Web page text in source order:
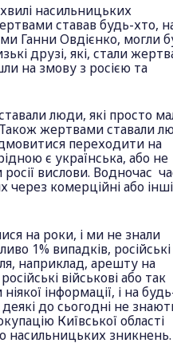
насильницьких
ставав будь-хто,
Ганни Овдієнко, могли
друзі, які, стали
на змову з росією та
люди, які просто
Також жертвами ставали
переходити на
є українська, або не
вислови. Водночас
через комерційні або інші
на роки, і ми не знали
1% випадків, російські
наприклад, арешту на
військові або так
інформації, і на
до сьогодні не
Київської області
насильницьких зникнень.